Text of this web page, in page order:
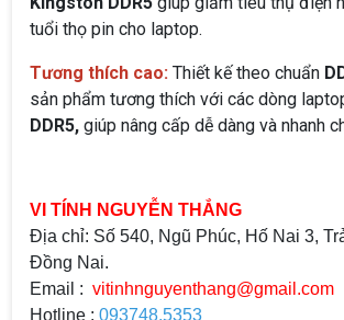
tuổi thọ pin cho laptop.
Tương thích cao: Thiết kế theo chuẩn
sản phẩm tương thích với các dòng
DDR5, giúp nâng cấp dễ dàng và nhanh
VI TÍNH NGUYỄN THẮNG
Địa chỉ: Số 540, Ngũ Phúc, Hố Nai 3,
Đồng Nai.
Email : vitinhnguyenthang@gmail.com
Hotline : 093748.5353